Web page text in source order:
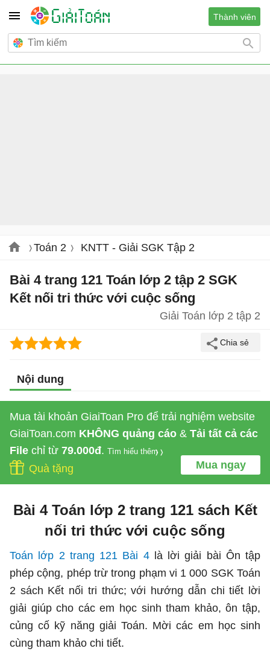
Thành viên
Toán 2 KNTT - Giải SGK Tập 2
Bài 4 trang 121 Toán lớp 2 tập 2 SGK
Kết nối tri thức với cuộc sống
Giải Toán lớp 2 tập 2
Nội dung
Mua tài khoản GiaiToan Pro để trải nghiệm website
GiaiToan.com KHÔNG quảng cáo & Tải tất cả các
File chỉ từ 79.000đ. Tìm hiểu thêm
Mua ngay
Quà tặng
Bài 4 Toán lớp 2 trang 121 sách Kết
nối tri thức với cuộc sống
Toán lớp 2 trang 121 Bài 4là lời giải bài Ôn tập
phép cộng, phép trừ trong phạm vi 1 000 SGK Toán
2 sách Kết nối tri thức; với hướng dẫn chi tiết lời
giải giúp cho các em học sinh tham khảo, ôn tập,
củng cố kỹ năng giải Toán. Mời các em học sinh
cùng tham khảo chi tiết.